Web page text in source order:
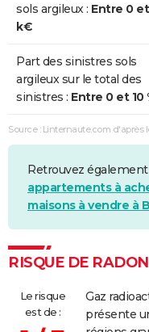
sols argileux : Entre 0
k€
Part des sinistres sols
argileux sur le total des
sinistres : Entre 0 et 10
Source : Linternaute.com d'après
Retrouvez
appartements à
maisons à vendre à
RISQUE DE
Le risque
est de :
Gaz
présente